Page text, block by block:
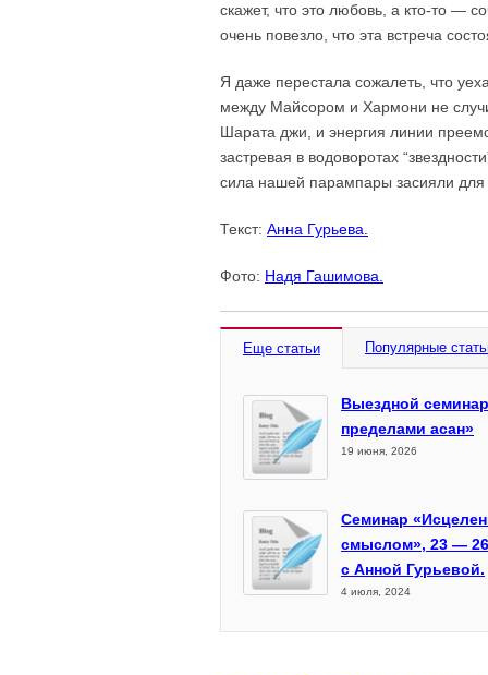
скажет, что это любовь, а кто-то —
очень повезло, что эта встреча
Я даже перестала сожалеть, что
между Майсором и Хармони не
Шарата джи, и энергия линии
застревая в водоворотах
сила нашей парампары засияли
Текст: Анна Гурьева.
Фото: Надя Гашимова.
Еще статьи Популярные
Выездной
пределами асан»
19 июня, 2026
Семинар
смыслом», 23 — 26
с Анной Гурьевой.
4 июля, 2024